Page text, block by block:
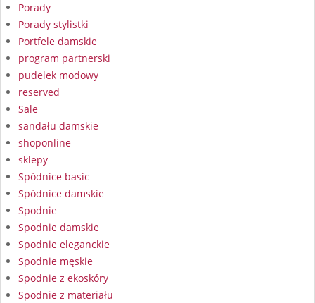
Porady
Porady stylistki
Portfele damskie
program partnerski
pudelek modowy
reserved
Sale
sandału damskie
shoponline
sklepy
Spódnice basic
Spódnice damskie
Spodnie
Spodnie damskie
Spodnie eleganckie
Spodnie męskie
Spodnie z ekoskóry
Spodnie z materiału